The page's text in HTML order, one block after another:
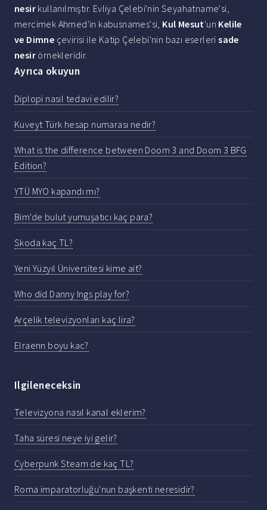
nesir kullanılmıştır. Evliya Çelebi'nin Seyahatname'si,
mercimek Ahmed'in kabusnames'si, Kul Mesut'un Kelile
ve Dimne çevirisi ile Katip Çelebi'nin bazı eserlerisade
nesir örnekleridir.
Ayrıca okuyun
Diplopi nasıl tedavi edilir?
Kuveyt Türk hesap numarası nedir?
What is the difference between Doom 3 and Doom 3 BFG
Edition?
YTÜ MYO kapandı mı?
Bim'de bulut yumuşatıcı kaç para?
Skoda kaç TL?
Yeni Yüzyıl Üniversitesi kime ait?
Who did Danny Ings play for?
Arçelik televizyonları kaç lira?
Elraenn boyu kac?
Ilgileneceksin
Televizyona nasıl kanal eklerim?
Taha süresi neye iyi gelir?
Cyberpunk Steam de kaç TL?
Roma imparatorluğu'nun başkenti neresidir?